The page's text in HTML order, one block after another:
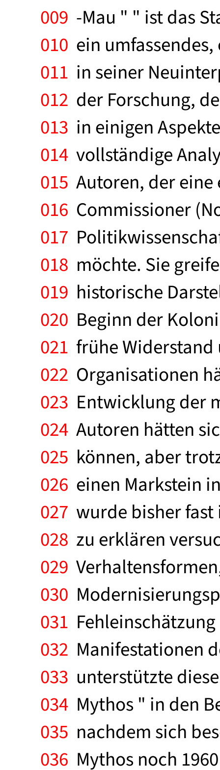
009 -Mau " " ist das
010 ein
011 in seiner
012 der Forschung,
013 in einigen
014 vollständige
015 Autoren, der
016 Commissioner
017
018 möchte. Sie
019 historische
020 Beginn der
021 frühe
022 Organisationen
023 Entwicklung der
024 Autoren hätten
025 können, aber
026 einen Markstein
027 wurde bisher
028 zu erklären
029
030
031
032 Manifestationen
033 unterstützte
034 Mythos " in den
035 nachdem sich
036 Mythos noch